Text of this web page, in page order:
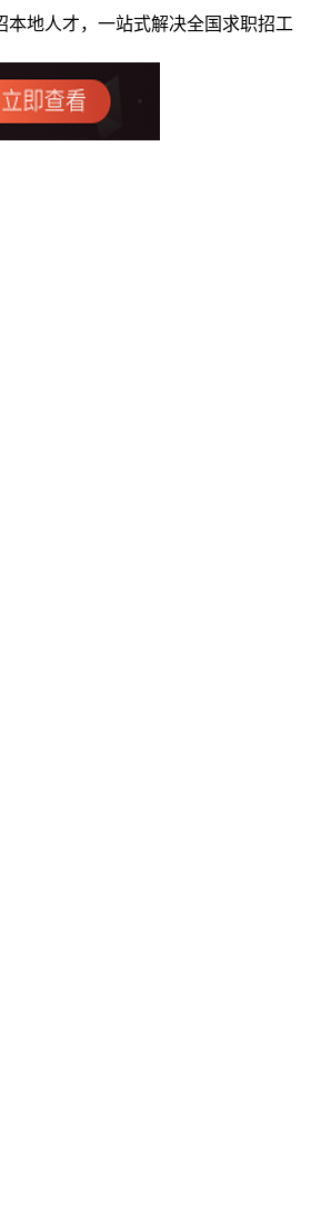
地人才，一站式解决全国求职招工